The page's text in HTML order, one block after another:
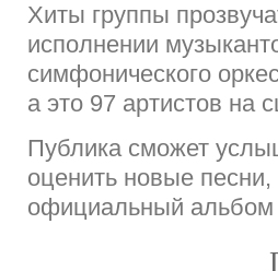
Хиты группы
исполнении
симфонического
а это 97 артистов на
Публика сможет
оценить новые
официальный альбом